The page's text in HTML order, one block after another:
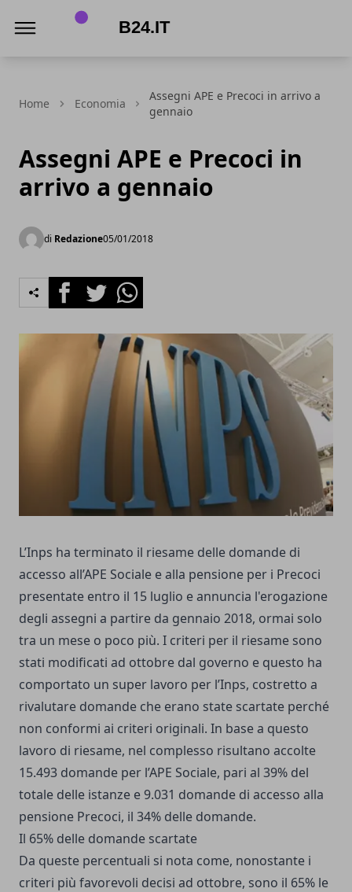
Home Economia
Assegni APE e Precoci in arrivo a
gennaio
Assegni APE e Precoci in
arrivo a gennaio
di Redazione05/01/2018
FacebookTwitterWhatsapp
L’Inps ha terminato il riesame delle domande di
accesso all’APE Sociale e alla pensione per i Precoci
presentate entro il 15 luglio e annuncia l'erogazione
degli assegni a partire da gennaio 2018, ormai solo
tra un mese o poco più. I criteri per il riesame sono
stati modificati ad ottobre dal governo e questo ha
comportato un super lavoro per l’Inps, costretto a
rivalutare domande che erano state scartate perché
non conformi ai criteri originali. In base a questo
lavoro di riesame, nel complesso risultano accolte
15.493 domande per l’APE Sociale, pari al 39% del
totale delle istanze e 9.031 domande di accesso alla
pensione Precoci, il 34% delle domande.
Il 65% delle domande scartate
Da queste percentuali si nota come, nonostante i
criteri più favorevoli decisi ad ottobre, sono il 65% le